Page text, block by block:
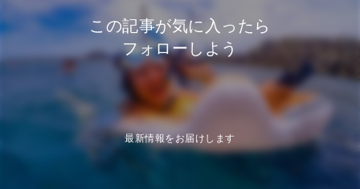
この記事が気に入ったら
フォローしよう
最新情報をお届けします